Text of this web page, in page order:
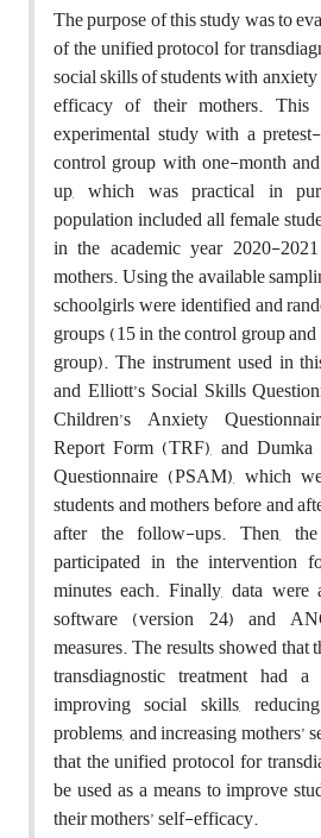
The purpose of this study was to
of the unified protocol for
social skills of students with
efficacy of their mothers.
experimental study with a
control group with one-month
up, which was practical in
population included all female
in the academic year 2020-
mothers. Using the available
schoolgirls were identified and
groups (15 in the control group
group). The instrument used in
and Elliott’s Social Skills
Children’s Anxiety
Report Form (TRF), and
Questionnaire (PSAM), which
students and mothers before and
after the follow-ups. Then,
participated in the intervention
minutes each. Finally, data were
software (version 24) and
measures. The results showed
transdiagnostic treatment had
improving social skills,
problems, and increasing
that the unified protocol for
be used as a means to improve
their mothers’ self-efficacy.